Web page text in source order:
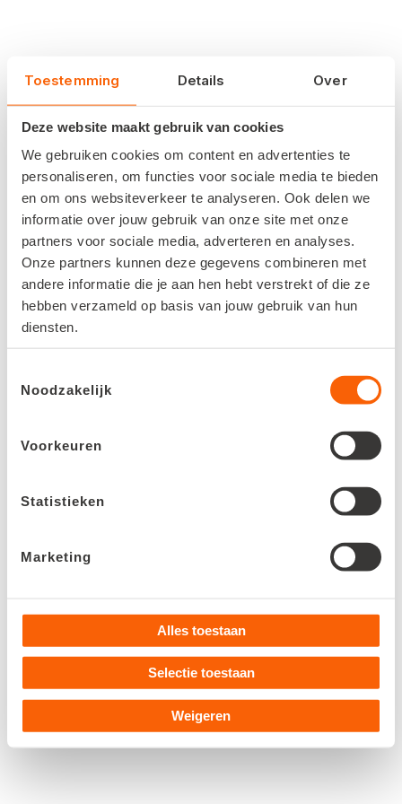
Toestemming Details Over
Deze website maakt gebruik van cookies
We gebruiken cookies om content en advertenties te
personaliseren, om functies voor sociale media te bieden
en om ons websiteverkeer te analyseren. Ook delen we
informatie over jouw gebruik van onze site met onze
partners voor sociale media, adverteren en analyses.
Onze partners kunnen deze gegevens combineren met
andere informatie die je aan hen hebt verstrekt of die ze
hebben verzameld op basis van jouw gebruik van hun
diensten.
Noodzakelijk
Voorkeuren
Statistieken
Marketing
Alles toestaan
Selectie toestaan
Weigeren
Welkom!